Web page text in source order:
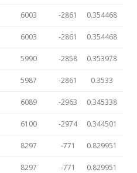
6003 -2861 0.354468
6003 -2861 0.354468
5990 -2858 0.353978
5987 -2861 0.3533
6089 -2963 0.345338
6100 -2974 0.344501
8297 -771 0.829951
8297 -771 0.829951